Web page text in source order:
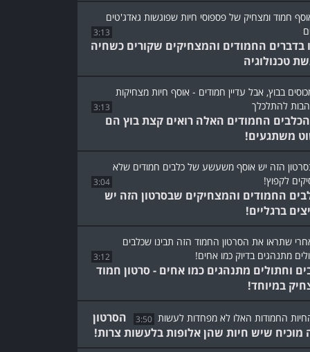
3:13
בדברים החמודים והמצחיקים שקורים כשחיה
טכנולוגיה
3:13
החמודים האלה רואים קצת בוץ הם
משתגעים!
3:04
החמודים והמצחיקים שבסרטון הזה יש
ברגליים!
3:12
וחתולים מתנהגים כמו אחים - סרטון חמוד
במיוחד!
3:50
הסרטון
מוכיח שיש חיות שהן אלופות בלעשות צרות!